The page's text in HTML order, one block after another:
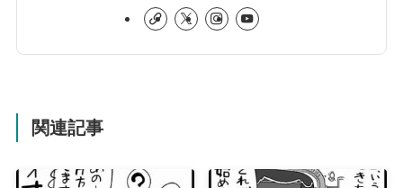
関連記事